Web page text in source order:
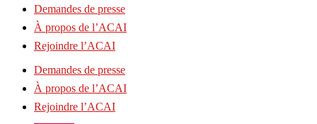
Demandes de presse
À propos de l’ACAI
Rejoindre l’ACAI
Demandes de presse
À propos de l’ACAI
Rejoindre l’ACAI